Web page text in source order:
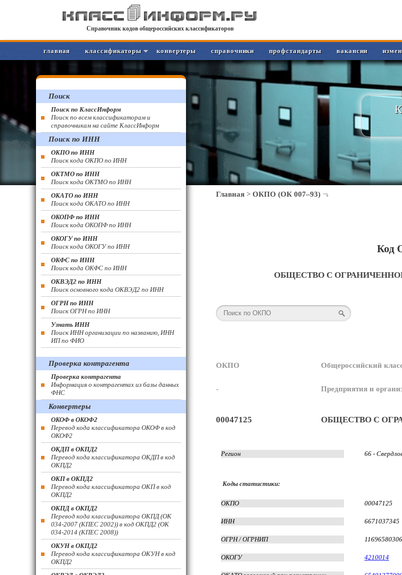
Справочник кодов общероссийских классификаторов
главная классификаторы конвертеры справочники профстандарты вакансии
Главная > ОКПО (ОК 007–93)
Код
ОБЩЕСТВО С
ОКПО Общероссийский
- Предприятия и
00047125 ОБЩЕСТВО С
Регион 66 -
Коды статистики:
ОКПО 00047125
ИНН 6671037345
ОГРН / ОГРНИП
ОКОГУ 4210014
Поиск
Поиск по КлассИнформ
Поиск по всем классификаторам и
справочникам на сайте КлассИнформ
Поиск по ИНН
ОКПО по ИНН
Поиск кода ОКПО по ИНН
ОКТМО по ИНН
Поиск кода ОКТМО по ИНН
ОКАТО по ИНН
Поиск кода ОКАТО по ИНН
ОКОПФ по ИНН
Поиск кода ОКОПФ по ИНН
ОКОГУ по ИНН
Поиск кода ОКОГУ по ИНН
ОКФС по ИНН
Поиск кода ОКФС по ИНН
ОКВЭД2 по ИНН
Поиск основного кода ОКВЭД2 по ИНН
ОГРН по ИНН
Поиск ОГРН по ИНН
Узнать ИНН
Поиск ИНН организации по названию, ИНН
ИП по ФИО
Проверка контрагента
Проверка контрагента
Информация о контрагентах из базы данных
ФНС
Конвертеры
ОКОФ в ОКОФ2
Перевод кода классификатора ОКОФ в код
ОКОФ2
ОКДП в ОКПД2
Перевод кода классификатора ОКДП в код
ОКПД2
ОКП в ОКПД2
Перевод кода классификатора ОКП в код
ОКПД2
ОКПД в ОКПД2
Перевод кода классификатора ОКПД (ОК
034-2007 (КПЕС 2002)) в код ОКПД2 (ОК
034-2014 (КПЕС 2008))
ОКУН в ОКПД2
Перевод кода классификатора ОКУН в код
ОКПД2